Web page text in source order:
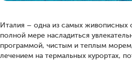
Италия – одна из самых живописных
полной мере насладиться
программой, чистым и теплым
лечением на термальных курортах,